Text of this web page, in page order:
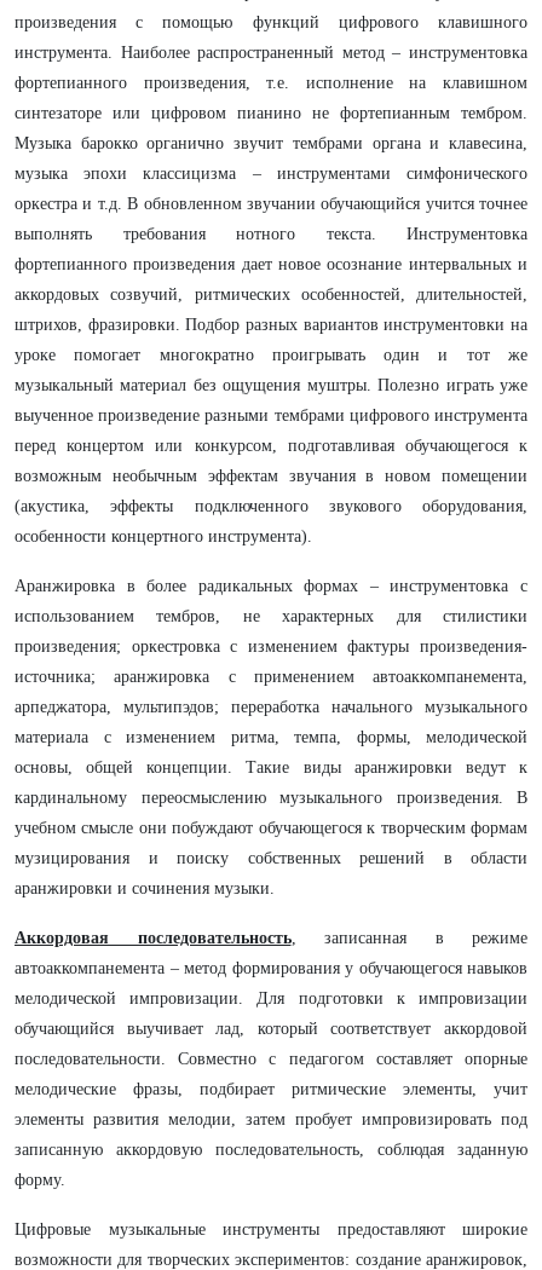
произведения с помощью функций цифрового клавишного
инструмента. Наиболее распространенный метод – инструментовка
фортепианного произведения, т.е. исполнение на клавишном
синтезаторе или цифровом пианино не фортепианным тембром.
Музыка барокко органично звучит тембрами органа и клавесина,
музыка эпохи классицизма – инструментами симфонического
оркестра и т.д. В обновленном звучании обучающийся учится точнее
выполнять требования нотного текста. Инструментовка
фортепианного произведения дает новое осознание интервальных и
аккордовых созвучий, ритмических особенностей, длительностей,
штрихов, фразировки. Подбор разных вариантов инструментовки на
уроке помогает многократно проигрывать один и тот же
музыкальный материал без ощущения муштры. Полезно играть уже
выученное произведение разными тембрами цифрового инструмента
перед концертом или конкурсом, подготавливая обучающегося к
возможным необычным эффектам звучания в новом помещении
(акустика, эффекты подключенного звукового оборудования,
особенности концертного инструмента).
Аранжировка в более радикальных формах – инструментовка с
использованием тембров, не характерных для стилистики
произведения; оркестровка с изменением фактуры произведения-
источника; аранжировка с применением автоаккомпанемента,
арпеджатора, мультипэдов; переработка начального музыкального
материала с изменением ритма, темпа, формы, мелодической
основы, общей концепции. Такие виды аранжировки ведут к
кардинальному переосмыслению музыкального произведения. В
учебном смысле они побуждают обучающегося к творческим формам
музицирования и поиску собственных решений в области
аранжировки и сочинения музыки.
Аккордовая последовательность, записанная в режиме
автоаккомпанемента – метод формирования у обучающегося навыков
мелодической импровизации. Для подготовки к импровизации
обучающийся выучивает лад, который соответствует аккордовой
последовательности. Совместно с педагогом составляет опорные
мелодические фразы, подбирает ритмические элементы, учит
элементы развития мелодии, затем пробует импровизировать под
записанную аккордовую последовательность, соблюдая заданную
форму.
Цифровые музыкальные инструменты предоставляют широкие
возможности для творческих экспериментов: создание аранжировок,